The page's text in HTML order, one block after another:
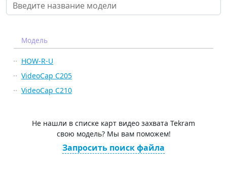
Модель
HOW-R-U
VideoCap C205
VideoCap C210
Не нашли в списке карт видео захвата Tekram
свою модель? Мы вам поможем!
Запросить поиск файла